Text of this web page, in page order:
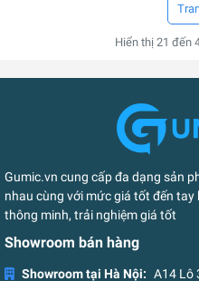
Hiển thị 21 đến
Gumic.vn cung cấp đa dạng sản
nhau cùng với mức giá tốt đến
thông minh, trải nghiệm giá tốt
Showroom bán hàng
Showroom tại Hà Nội: A14 Lô